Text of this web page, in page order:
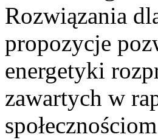
Rozwiązania
propozycje
energetyki
zawartych w